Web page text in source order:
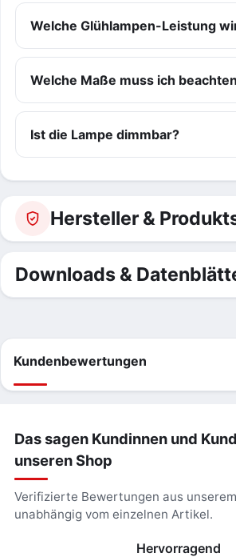
Welche Glühlampen-Leistung
Welche Maße muss ich
Ist die Lampe dimmbar?
Hersteller &
Downloads &
Kundenbewertungen
Das sagen Kundinnen und
unseren Shop
Verifizierte Bewertungen aus
unabhängig vom einzelnen Artikel.
Hervorragend